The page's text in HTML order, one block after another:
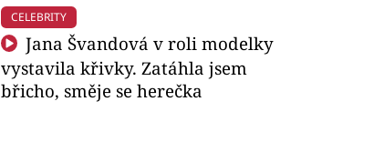
CELEBRITY
Jana Švandová v roli modelky
vystavila křivky. Zatáhla jsem
břicho, směje se herečka